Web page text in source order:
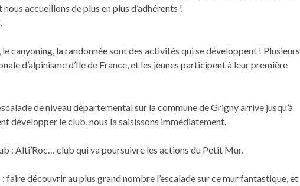
accueillons de plus en plus d’adhérents !
le canyoning, la randonnée sont des activités qui se développent ! Plusieurs
d’alpinisme d’Ile de France, et les jeunes participent à leur première
de niveau départemental sur la commune de Grigny arrive jusqu’à
développer le club, nous la saisissons immédiatement.
: Alti’Roc… club qui va poursuivre les actions du Petit Mur.
découvrir au plus grand nombre l’escalade sur ce mur fantastique, et